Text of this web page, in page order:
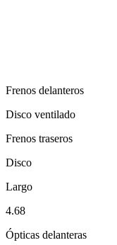
Frenos delanteros
Disco ventilado
Frenos traseros
Disco
Largo
4.68
Ópticas delanteras